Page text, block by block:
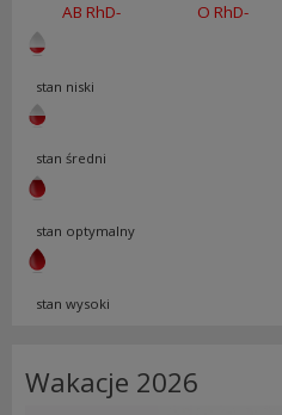
AB RhD- O RhD-
stan niski
stan średni
stan optymalny
stan wysoki
Wakacje 2026